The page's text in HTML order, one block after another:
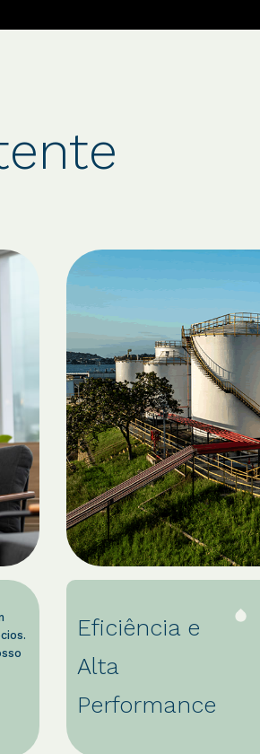
Eficiência e
Alta
Performance